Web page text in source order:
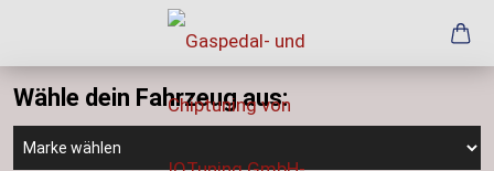
Wähle dein Fahrzeug aus: